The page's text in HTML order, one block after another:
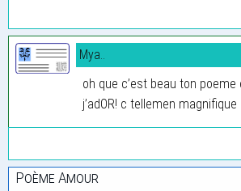
Mya..
oh que c’est beau ton
j’adOR! c tellemen magnifique
Poème Amour